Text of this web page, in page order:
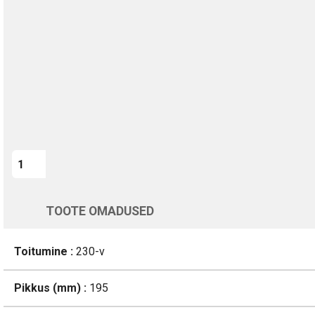
TOOTE OMADUSED
Toitumine : 230-v
Pikkus (mm) : 195